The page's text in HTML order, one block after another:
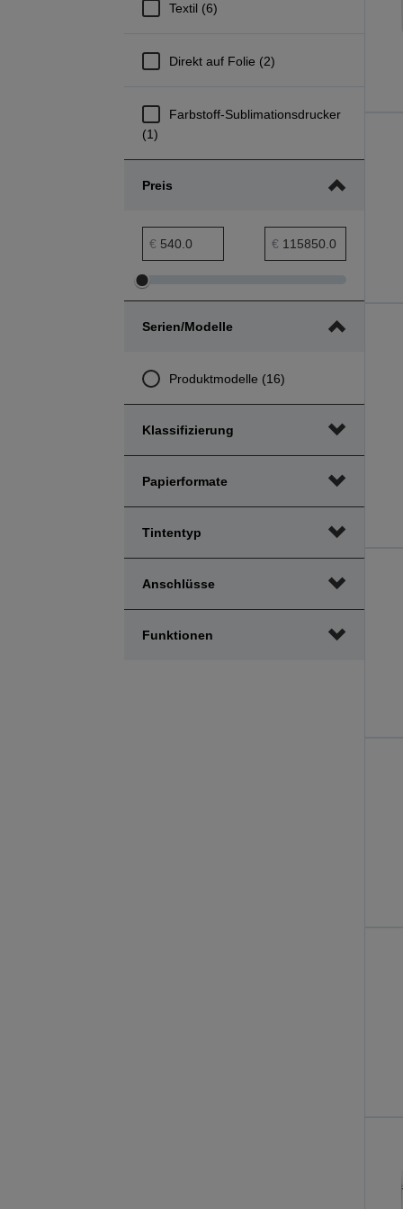
Textil (6)
Direkt auf Folie (2)
Farbstoff-Sublimationsdrucker
(1)
Preis
Preis min. Bereich
€ Preis max. Bereich
€
Preis
Bereich
Preis
Bereich
Serien/Modelle
Produktmodelle (16)
Klassifizierung
Papierformate
Tintentyp
Anschlüsse
Funktionen